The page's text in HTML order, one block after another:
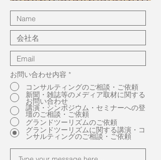
お問い合わせ内容 *
コンサルティングのご相談・ご依頼
新聞・雑誌等のメディア取材に関する
お問い合わせ
講演・シンポジウム・セミナーへの登
壇のご相談・ご依頼
グランドツーリズムのご依頼
グランドツーリズムに関する講演・コ
ンサルティングのご相談・ご依頼